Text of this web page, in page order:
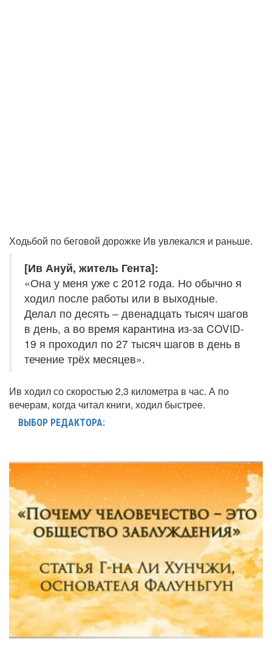
Ходьбой по беговой дорожке Ив увлекался и раньше.
[Ив Ануй, житель Гента]:
«Она у меня уже с 2012 года. Но обычно я
ходил после работы или в выходные.
Делал по десять – двенадцать тысяч шагов
в день, а во время карантина из-за COVID-
19 я проходил по 27 тысяч шагов в день в
течение трёх месяцев».
Ив ходил со скоростью 2,3 километра в час. А по
вечерам, когда читал книги, ходил быстрее.
ВЫБОР РЕДАКТОРА: